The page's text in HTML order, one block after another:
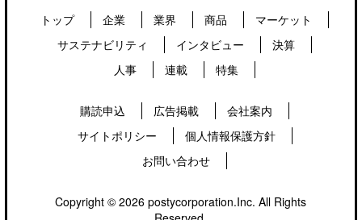
トップ 企業 業界 商品
マーケット
サステナビリティ
インタビュー
決算
人事
連載 特集
購読申込 広告掲載
会社案内
サイトポリシー
個人情報保護方針
お問い合わせ
Copyright © 2026 postycorporation.Inc. All Rights